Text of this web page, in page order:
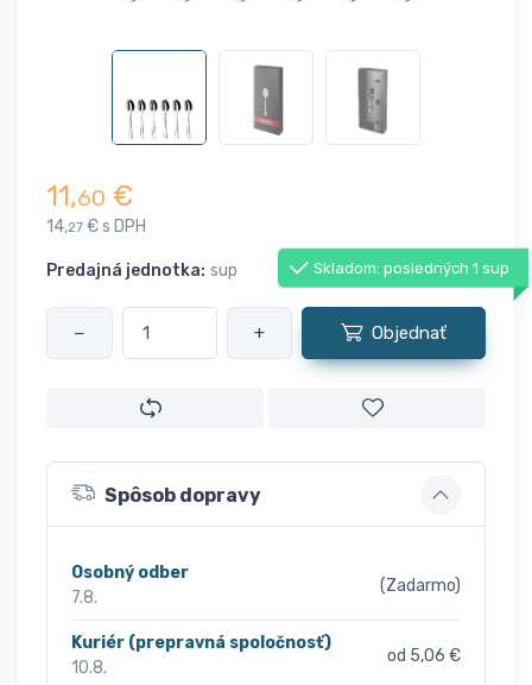
11,60 €
14,27 € s DPH
Predajná jednotka: sup Skladom: posledných 1 sup
− + Objednať
Spôsob dopravy
Osobný odber
7.8.
(Zadarmo)
Kuriér (prepravná spoločnosť)
10.8.
od 5,06 €